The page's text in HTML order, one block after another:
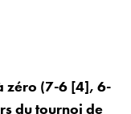
zéro (7-6 [4], 6-
du tournoi de